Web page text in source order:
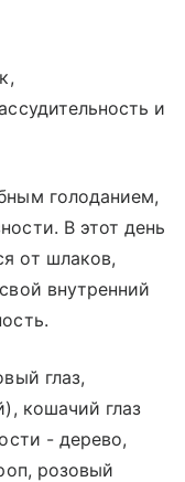
и
голоданием,
В этот день
от шлаков,
внутренний
глаз,
кошачий глаз
- дерево,
розовый